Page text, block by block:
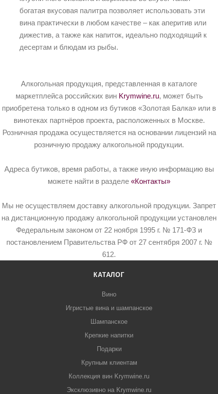
богатая вкусовая палитра позволяет использовать эти
вина практически в любом качестве – как аперитив или
дижестив, а также как напиток, идеально подходящий к
десертам и блюдам из рыбы.
Алкогольная продукция, представленная в каталоге
маркетплейса российских вин Krymwine.ru, может быть
приобретена только в одном из бутиков «Золотая Балка» или в
винотеках партнёров проекта, расположенных в Москве.
Розничная продажа осуществляется на основании лицензий на
розничную продажу алкогольной продукции.
Адреса бутиков, время работы, а также иную информацию вы
можете найти в разделе «Контакты»
Мы не осуществляем доставку алкогольной продукции. Запрет
на дистанционную продажу алкогольной продукции установлен
Федеральным законом от 22 ноября 1995 г. № 171-ФЗ и
постановлением Правительства РФ от 27 сентября 2007 г. №
612.
КАТАЛОГ
Вино
Игристые вина и шампанское
Шампанское
Крепкие напитки
Подарки
Крупным клиентам
Коллекция вин Krymwine.ru
Эксклюзивно на Krymwine.ru